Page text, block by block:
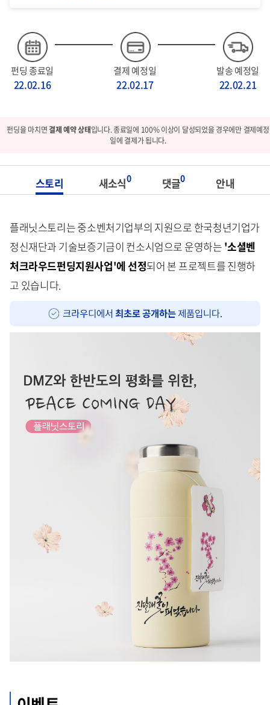
펀딩 종료일
22.02.16
결제 예정일
22.02.17
발송 예정일
22.02.21
펀딩을 마치면결제 예약 상태입니다. 종료일에 100% 이상이 달성되었을 경우에만 결제예정
일에 결제가 됩니다.
스토리 새소식0 댓글0 안내
플래닛스토리는 중소벤처기업부의 지원으로 한국청년기업가
정신재단과 기술보증기금이 컨소시엄으로 운영하는 '소셜벤
처크라우드펀딩지원사업'에 선정되어 본 프로젝트를 진행하
고 있습니다.